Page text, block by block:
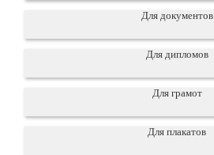
Для документов
Для дипломов
Для грамот
Для плакатов